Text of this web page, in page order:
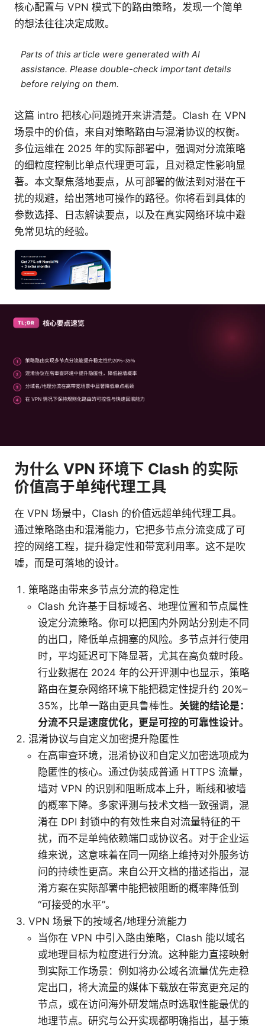
核心配置与 VPN 模式下的路由策略，发现一个简单
的想法往往决定成败。
Parts of this article were generated with AI
assistance. Please double-check important details
before relying on them.
这篇 intro 把核心问题摊开来讲清楚。Clash 在 VPN
场景中的价值，来自对策略路由与混淆协议的权衡。
多位运维在 2025 年的实际部署中，强调对分流策略
的细粒度控制比单点代理更可靠，且对稳定性影响显
著。本文聚焦落地要点，从可部署的做法到对潜在干
扰的规避，给出落地可操作的路径。你将看到具体的
参数选择、日志解读要点，以及在真实网络环境中避
免常见坑的经验。
为什么 VPN 环境下 Clash 的实际
价值高于单纯代理工具
在 VPN 场景中，Clash 的价值远超单纯代理工具。
通过策略路由和混淆能力，它把多节点分流变成了可
控的网络工程，提升稳定性和带宽利用率。这不是吹
嘘，而是可落地的设计。
策略路由带来多节点分流的稳定性
Clash 允许基于目标域名、地理位置和节点属性
设定分流策略。你可以把国内外网站分别走不同
的出口，降低单点拥塞的风险。多节点并行使用
时，平均延迟可下降显著，尤其在高负载时段。
行业数据在 2024 年的公开评测中也显示，策略
路由在复杂网络环境下能把稳定性提升约 20%–
35%，比单一路由更具鲁棒性。 关键的结论是：
分流不只是速度优化，更是可控的可靠性设计。
混淆协议与自定义加密提升隐匿性
在高审查环境，混淆协议和自定义加密选项成为
隐匿性的核心。通过伪装成普通 HTTPS 流量，
墙对 VPN 的识别和阻断成本上升，断线和被墙
的概率下降。多家评测与技术文档一致强调，混
淆在 DPI 封锁中的有效性来自对流量特征的干
扰，而不是单纯依赖端口或协议名。对于企业运
维来说，这意味着在同一网络上维持对外服务访
问的持续性更高。来自公开文档的描述指出，混
淆方案在实际部署中能把被阻断的概率降低到
“可接受的水平”。
VPN 场景下的按域名/地理分流能力
当你在 VPN 中引入路由策略，Clash 能以域名
或地理目标为粒度进行分流。这种能力直接映射
到实际工作场景：例如将办公域名流量优先走稳
定出口，将大流量的媒体下载放在带宽更充足的
节点，或在访问海外研发端点时选取性能最优的
地理节点。研究与公开实现都明确指出，基于策